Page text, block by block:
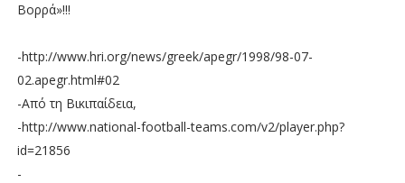
Βορρά»!!!
-http://www.hri.org/news/greek/apegr/1998/98-07-
02.apegr.html#02
-Από τη Βικιπαίδεια,
-http://www.national-football-teams.com/v2/player.php?
id=21856
-